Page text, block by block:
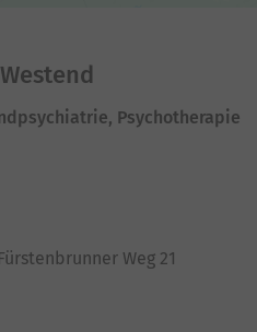
Psychotherapie
Weg 21